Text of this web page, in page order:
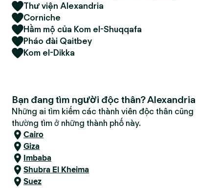
Thư viện Alexandria
Corniche
Hầm mộ của Kom el-Shuqqafa
Pháo đài Qaitbey
Kom el-Dikka
Bạn đang tìm người độc thân? Alexandria
Những ai tìm kiếm các thành viên độc thân cũng
thường tìm ở những thành phố này.
Cairo
Giza
Imbaba
Shubra El Kheima
Suez